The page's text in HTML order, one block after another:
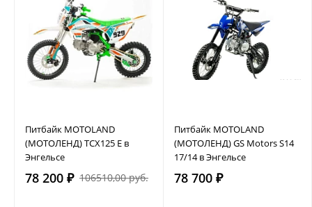
Питбайк MOTOLAND
(МОТОЛЕНД) TCX125 E в
Энгельсе
78 200 ₽ 106510,00 руб.
Питбайк MOTOLAND
(МОТОЛЕНД) GS Motors S14
17/14 в Энгельсе
78 700 ₽